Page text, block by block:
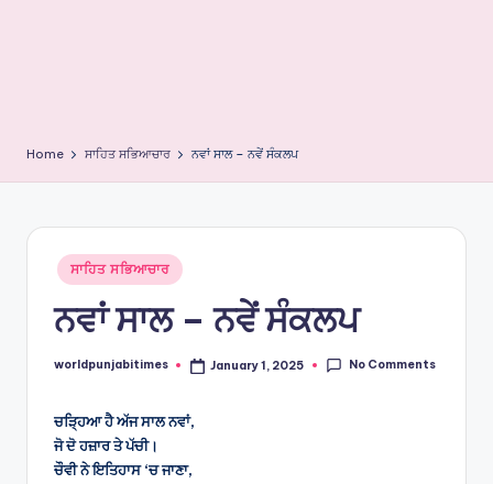
Home ਸਾਹਿਤ ਸਭਿਆਚਾਰ ਨਵਾਂ ਸਾਲ – ਨਵੇਂ ਸੰਕਲਪ
Posted
in
ਸਾਹਿਤ ਸਭਿਆਚਾਰ
ਨਵਾਂ ਸਾਲ – ਨਵੇਂ ਸੰਕਲਪ
Posted
worldpunjabitimes January 1, 2025 No Comments
ਚੜ੍ਹਿਆ ਹੈ ਅੱਜ ਸਾਲ ਨਵਾਂ,
ਜੋ ਦੋ ਹਜ਼ਾਰ ਤੇ ਪੱਚੀ।
ਚੌਵੀ ਨੇ ਇਤਿਹਾਸ ‘ਚ ਜਾਣਾ,